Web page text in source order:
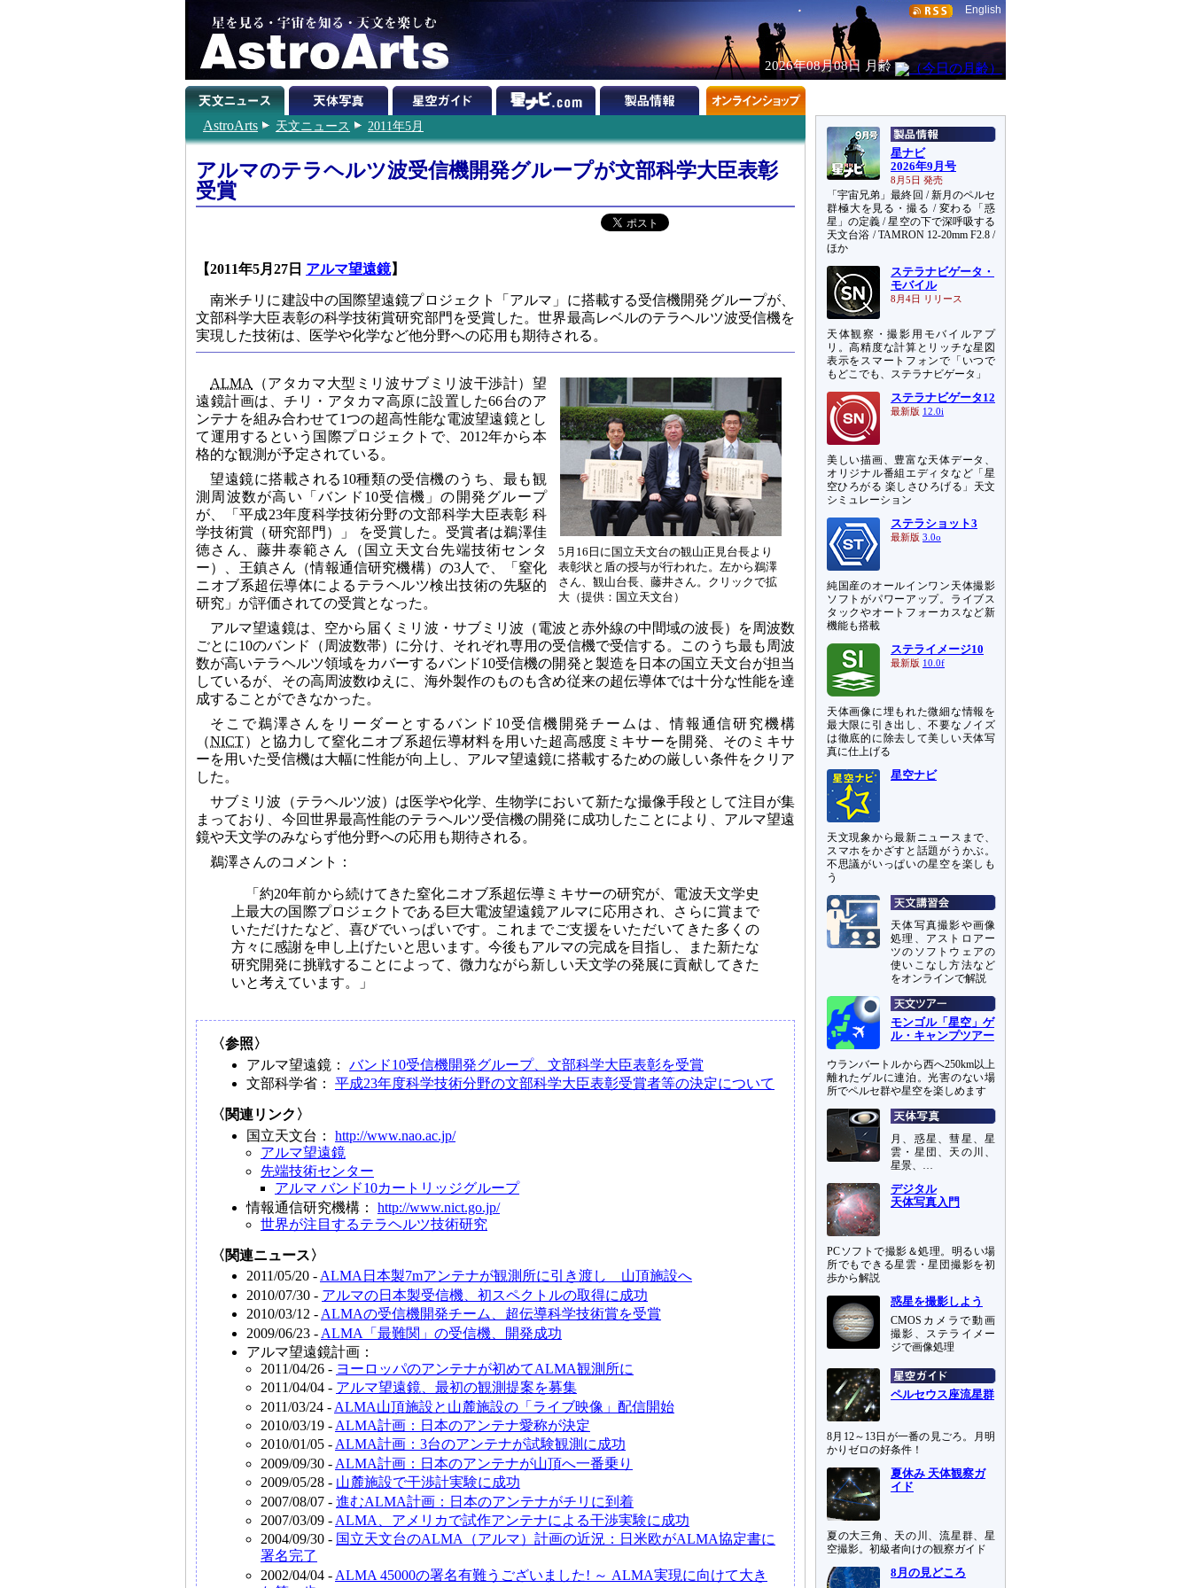
English
2026年08月08日 月齢
AstroArts 天文ニュース 2011年5月
アルマのテラヘルツ波受信機開発グループが文部科学大臣表彰
受賞
【2011年5月27日 アルマ望遠鏡】
南米チリに建設中の国際望遠鏡プロジェクト「アルマ」に搭載する受信機開発グループが、
文部科学大臣表彰の科学技術賞研究部門を受賞した。世界最高レベルのテラヘルツ波受信機を
実現した技術は、医学や化学など他分野への応用も期待される。
5月16日に国立天文台の観山正見台長より
表彰状と盾の授与が行われた。左から鵜澤
さん、観山台長、藤井さん。クリックで拡
大（提供：国立天文台）
ALMA
（アタカマ大型ミリ波サブミリ波干渉計）望
遠鏡計画は、チリ・アタカマ高原に設置した66台のア
ンテナを組み合わせて1つの超高性能な電波望遠鏡とし
て運用するという国際プロジェクトで、2012年から本
格的な観測が予定されている。
望遠鏡に搭載される10種類の受信機のうち、最も観
測周波数が高い「バンド10受信機」の開発グループ
が、「平成23年度科学技術分野の文部科学大臣表彰 科
学技術賞（研究部門）」 を受賞した。受賞者は鵜澤佳
徳さん、藤井泰範さん（国立天文台先端技術センタ
ー）、王鎮さん（情報通信研究機構）の3人で、「窒化
ニオブ系超伝導体によるテラヘルツ検出技術の先駆的
研究」が評価されての受賞となった。
アルマ望遠鏡は、空から届くミリ波・サブミリ波（電波と赤外線の中間域の波長）を周波数
ごとに10のバンド（周波数帯）に分け、それぞれ専用の受信機で受信する。このうち最も周波
数が高いテラヘルツ領域をカバーするバンド10受信機の開発と製造を日本の国立天文台が担当
しているが、その高周波数ゆえに、海外製作のものも含め従来の超伝導体では十分な性能を達
成することができなかった。
そこで鵜澤さんをリーダーとするバンド10受信機開発チームは、情報通信研究機構
（NICT）と協力して窒化ニオブ系超伝導材料を用いた超高感度ミキサーを開発、そのミキサ
ーを用いた受信機は大幅に性能が向上し、アルマ望遠鏡に搭載するための厳しい条件をクリア
した。
サブミリ波（テラヘルツ波）は医学や化学、生物学において新たな撮像手段として注目が集
まっており、今回世界最高性能のテラヘルツ受信機の開発に成功したことにより、アルマ望遠
鏡や天文学のみならず他分野への応用も期待される。
鵜澤さんのコメント：
「約20年前から続けてきた窒化ニオブ系超伝導ミキサーの研究が、電波天文学史
上最大の国際プロジェクトである巨大電波望遠鏡アルマに応用され、さらに賞まで
いただけたなど、喜びでいっぱいです。これまでご支援をいただいてきた多くの
方々に感謝を申し上げたいと思います。今後もアルマの完成を目指し、また新たな
研究開発に挑戦することによって、微力ながら新しい天文学の発展に貢献してきた
いと考えています。」
〈参照〉
アルマ望遠鏡： バンド10受信機開発グループ、文部科学大臣表彰を受賞
文部科学省： 平成23年度科学技術分野の文部科学大臣表彰受賞者等の決定について
〈関連リンク〉
国立天文台： http://www.nao.ac.jp/
アルマ望遠鏡
先端技術センター
アルマ バンド10カートリッジグループ
情報通信研究機構： http://www.nict.go.jp/
世界が注目するテラヘルツ技術研究
〈関連ニュース〉
2011/05/20 - ALMA日本製7mアンテナが観測所に引き渡し 山頂施設へ
2010/07/30 - アルマの日本製受信機、初スペクトルの取得に成功
2010/03/12 - ALMAの受信機開発チーム、超伝導科学技術賞を受賞
2009/06/23 - ALMA「最難関」の受信機、開発成功
アルマ望遠鏡計画：
2011/04/26 - ヨーロッパのアンテナが初めてALMA観測所に
2011/04/04 - アルマ望遠鏡、最初の観測提案を募集
2011/03/24 - ALMA山頂施設と山麓施設の「ライブ映像」配信開始
2010/03/19 - ALMA計画：日本のアンテナ愛称が決定
2010/01/05 -ALMA計画：3台のアンテナが試験観測に成功
2009/09/30 - ALMA計画：日本のアンテナが山頂へ一番乗り
2009/05/28 - 山麓施設で干渉計実験に成功
2007/08/07 - 進むALMA計画：日本のアンテナがチリに到着
2007/03/09 - ALMA、アメリカで試作アンテナによる干渉実験に成功
2004/09/30 - 国立天文台のALMA（アルマ）計画の近況：日米欧がALMA協定書に
署名完了
2002/04/04 - ALMA 45000の署名有難うございました! ～ ALMA実現に向けて大き
星ナビ
2026年9月号
8月5日 発売
「宇宙兄弟」最終回 / 新月のペルセ
群極大を見る・撮る / 変わる「惑
星」の定義 / 星空の下で深呼吸する
天文台浴 / TAMRON 12-20mm F2.8 /
ほか
ステラナビゲータ・
モバイル
8月4日 リリース
天体観察・撮影用モバイルアプ
リ。高精度な計算とリッチな星図
表示をスマートフォンで「いつで
もどこでも、ステラナビゲータ」
ステラナビゲータ12
最新版 12.0i
美しい描画、豊富な天体データ、
オリジナル番組エディタなど「星
空ひろがる 楽しさひろげる」天文
シミュレーション
ステラショット3
最新版 3.0o
純国産のオールインワン天体撮影
ソフトがパワーアップ。ライブス
タックやオートフォーカスなど新
機能も搭載
ステライメージ10
最新版 10.0f
天体画像に埋もれた微細な情報を
最大限に引き出し、不要なノイズ
は徹底的に除去して美しい天体写
真に仕上げる
星空ナビ
天文現象から最新ニュースまで、
スマホをかざすと話題がうかぶ。
不思議がいっぱいの星空を楽しも
う
天体写真撮影や画像
処理、アストロアー
ツのソフトウェアの
使いこなし方法など
をオンラインで解説
モンゴル「星空」ゲ
ル・キャンプツアー
ウランバートルから西へ250km以上
離れたゲルに連泊。光害のない場
所でペルセ群や星空を楽しめます
月、惑星、彗星、星
雲・星団、天の川、
星景、…
デジタル
天体写真入門
PCソフトで撮影＆処理。明るい場
所でもできる星雲・星団撮影を初
歩から解説
惑星を撮影しよう
CMOSカメラで動画
撮影、ステライメー
ジで画像処理
ペルセウス座流星群
8月12～13日が一番の見ごろ。月明
かりゼロの好条件！
夏休み 天体観察ガ
イド
夏の大三角、天の川、流星群、星
空撮影。初級者向けの観察ガイド
8月の見どころ